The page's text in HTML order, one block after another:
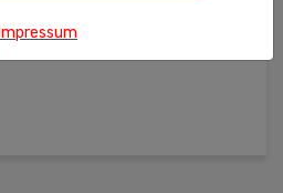
Impressum